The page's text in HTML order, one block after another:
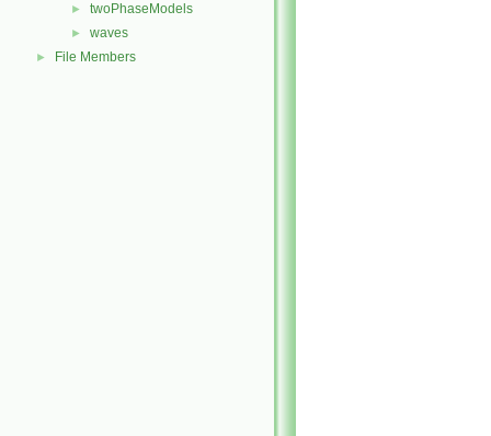
► twoPhaseModels
► waves
► File Members